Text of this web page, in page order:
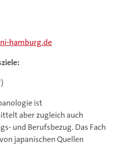
hamburg.de
ist
aber zugleich auch
und Berufsbezug. Das Fach
japanischen Quellen